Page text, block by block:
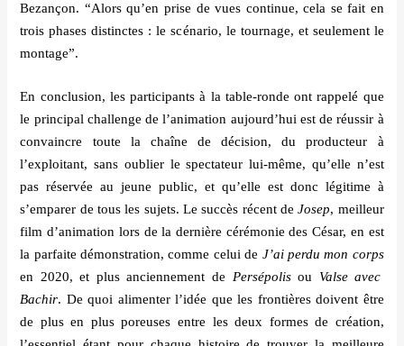
Bezançon. “Alors qu’en prise de vues continue, cela se fait en
trois phases distinctes : le scénario, le tournage, et seulement le
montage”.
En conclusion, les participants à la table-ronde ont rappelé que
le principal challenge de l’animation aujourd’hui est de réussir à
convaincre toute la chaîne de décision, du producteur à
l’exploitant, sans oublier le spectateur lui-même, qu’elle n’est
pas réservée au jeune public, et qu’elle est donc légitime à
s’emparer de tous les sujets. Le succès récent deJosep, meilleur
film d’animation lors de la dernière cérémonie des César, en est
la parfaite démonstration, comme celui de J’ai perdu mon corps
en 2020, et plus anciennement de Persépolisou Valse avec
Bachir. De quoi alimenter l’idée que les frontières doivent être
de plus en plus poreuses entre les deux formes de création,